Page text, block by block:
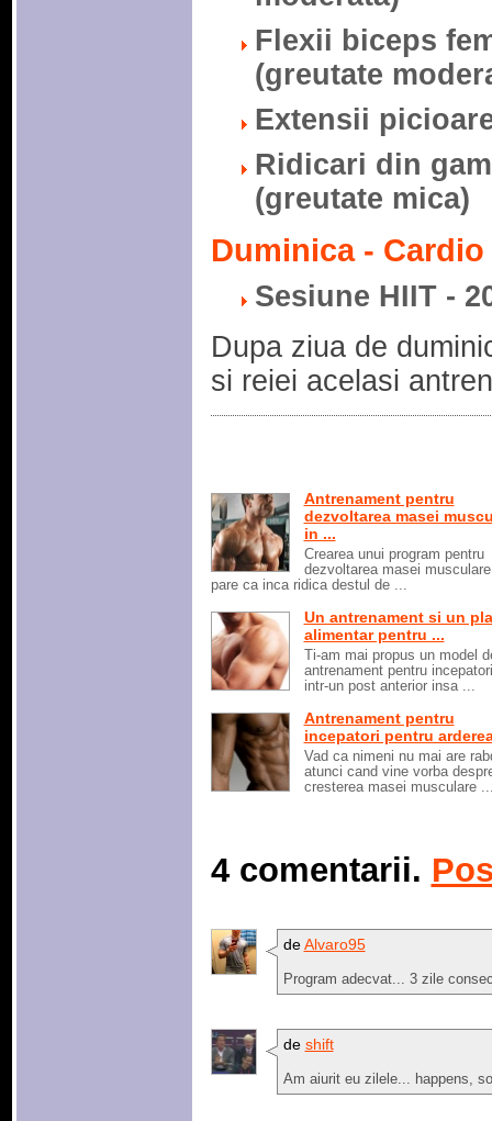
Flexii biceps
(greutate
Extensii
Ridicari din
(greutate mica)
Duminica - Cardio
Sesiune HIIT -
Dupa ziua de
si reiei acelasi
Antrenament pentru
dezvoltarea masei
in ...
Crearea unui program pentru
dezvoltarea masei
pare ca inca ridica destul de ...
Un antrenament si un
alimentar pentru ...
Ti-am mai propus un model
antrenament pentru
intr-un post anterior insa ...
Antrenament pentru
incepatori pentru
Vad ca nimeni nu mai are
atunci cand vine vorba
cresterea masei musculare
4 comentarii.
deAlvaro95
Program adecvat... 3 zile
de shift
Am aiurit eu zilele... happens,